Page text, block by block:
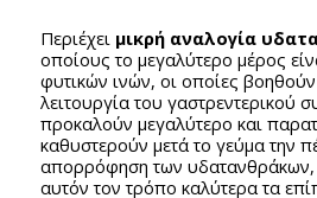
Περιέχει μικρή αναλογία
οποίους το μεγαλύτερο μέρος
φυτικών ινών, οι οποίες
λειτουργία του γαστρεντερικού
προκαλούν μεγαλύτερο και
καθυστερούν μετά το γεύμα την
απορρόφηση των υδατανθράκων,
αυτόν τον τρόπο καλύτερα τα